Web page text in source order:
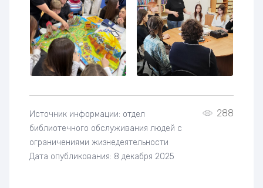
288
Источник информации: отдел
библиотечного обслуживания людей с
ограничениями жизнедеятельности
Дата опубликования: 8 декабря 2025